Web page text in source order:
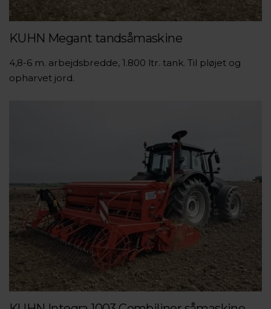
KUHN Megant tandsåmaskine
4,8-6 m. arbejdsbredde, 1.800 ltr. tank. Til pløjet og
opharvet jord.